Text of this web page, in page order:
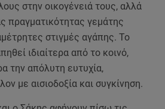
στην οικογένειά τους, αλλά
πραγματικότητας γεμάτης
στιγμές αγάπης. Το
ιδιαίτερα από το κοινό,
την απόλυτη ευτυχία,
με αισιοδοξία και συγκίνηση.